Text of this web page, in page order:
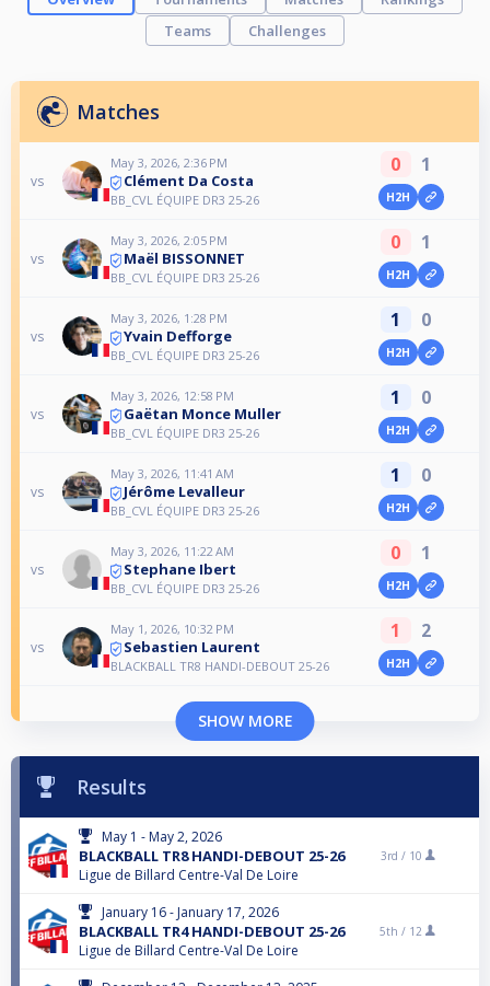
Teams
Challenges
Matches
vs
May 3, 2026, 2:36 PM
Clément Da Costa
BB_CVL ÉQUIPE DR3 25-26
0 1
H2H
vs
May 3, 2026, 2:05 PM
Maël BISSONNET
BB_CVL ÉQUIPE DR3 25-26
0 1
H2H
vs
May 3, 2026, 1:28 PM
Yvain Defforge
BB_CVL ÉQUIPE DR3 25-26
1 0
H2H
vs
May 3, 2026, 12:58 PM
Gaëtan Monce Muller
BB_CVL ÉQUIPE DR3 25-26
1 0
H2H
vs
May 3, 2026, 11:41 AM
Jérôme Levalleur
BB_CVL ÉQUIPE DR3 25-26
1 0
H2H
vs
May 3, 2026, 11:22 AM
Stephane Ibert
BB_CVL ÉQUIPE DR3 25-26
0 1
H2H
vs
May 1, 2026, 10:32 PM
Sebastien Laurent
BLACKBALL TR8 HANDI-DEBOUT 25-26
1 2
H2H
SHOW MORE
Results
May 1 - May 2, 2026
BLACKBALL TR8 HANDI-DEBOUT 25-26
Ligue de Billard Centre-Val De Loire
3rd / 10
January 16 - January 17, 2026
BLACKBALL TR4 HANDI-DEBOUT 25-26
Ligue de Billard Centre-Val De Loire
5th / 12